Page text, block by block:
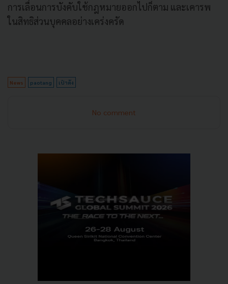
การเลื่อนการบังคับใช้กฎหมายออกไปก็ตาม และเคารพ
ในสิทธิส่วนบุคคลอย่างเคร่งครัด
News paotang เป๋าตัง
No comment